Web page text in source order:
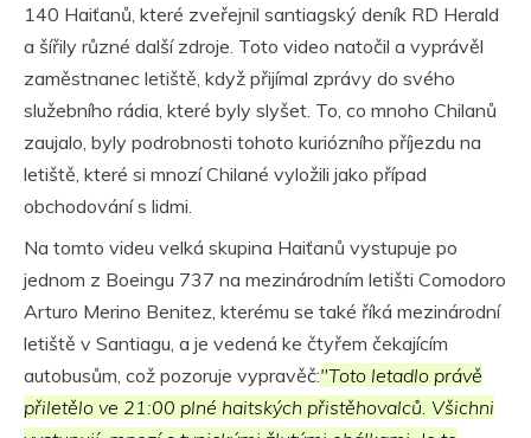
140 Haiťanů, které zveřejnil santiagský deník RD Herald
a šířily různé další zdroje. Toto video natočil a vyprávěl
zaměstnanec letiště, když přijímal zprávy do svého
služebního rádia, které byly slyšet. To, co mnoho Chilanů
zaujalo, byly podrobnosti tohoto kuriózního příjezdu na
letiště, které si mnozí Chilané vyložili jako případ
obchodování s lidmi.
Na tomto videu velká skupina Haiťanů vystupuje po
jednom z Boeingu 737 na mezinárodním letišti Comodoro
Arturo Merino Benitez, kterému se také říká mezinárodní
letiště v Santiagu, a je vedená ke čtyřem čekajícím
autobusům, což pozoruje vypravěč:"Toto letadlo právě
přiletělo ve 21:00 plné haitských přistěhovalců. Všichni